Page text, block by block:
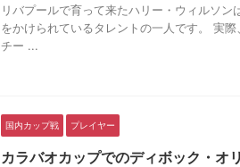
リバプールで育って来たハリー・ウィルソン
をかけられているタレントの一人です。 実
チー ...
国内カップ戦 プレイヤー
カラバオカップでのディボック・オ